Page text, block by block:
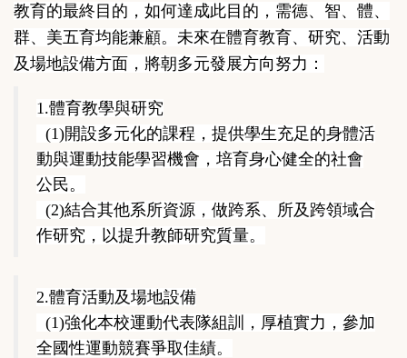
教育的最終目的，如何達成此目的，需德、智、體、
群、美五育均能兼顧。未來在體育教育、研究、活動
及場地設備方面，將朝多元發展方向努力：
1.體育教學與研究
(1)開設多元化的課程，提供學生充足的身體活
動與運動技能學習機會，培育身心健全的社會
公民。
(2)結合其他系所資源，做跨系、所及跨領域合
作研究，以提升教師研究質量。
2.體育活動及場地設備
(1)強化本校運動代表隊組訓，厚植實力，參加
全國性運動競賽爭取佳績。